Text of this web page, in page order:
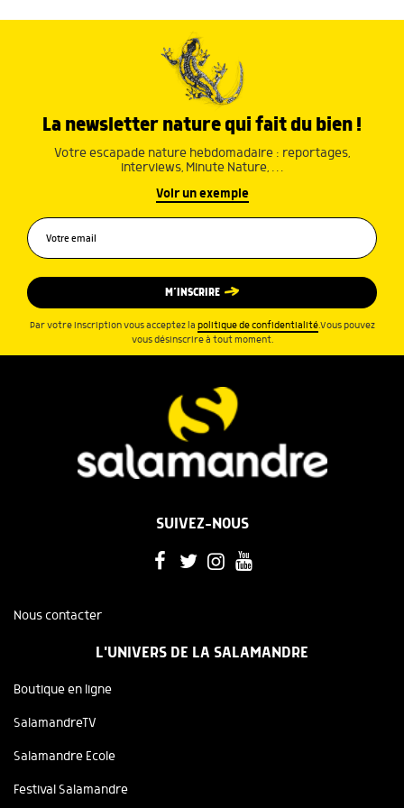
La newsletter nature qui fait du bien !
Votre escapade nature hebdomadaire : reportages,
interviews, Minute Nature, …
Voir un exemple
M’INSCRIRE
Par votre inscription vous acceptez la politique de confidentialité.Vous pouvez
vous désinscrire à tout moment.
SUIVEZ-NOUS
Nous contacter
L'UNIVERS DE LA SALAMANDRE
Boutique en ligne
SalamandreTV
Salamandre Ecole
Festival Salamandre